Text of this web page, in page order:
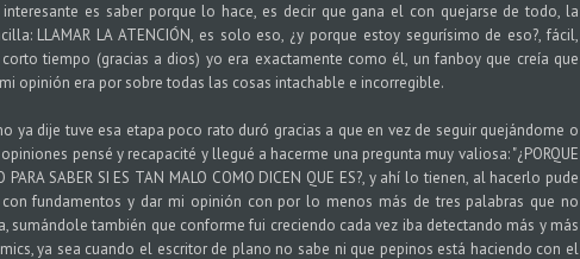
es saber porque lo hace, es decir que gana el con quejarse de todo, la
LLAMAR LA ATENCIÓN, es solo eso, ¿y porque estoy segurísimo de eso?, fácil,
tiempo (gracias a dios) yo era exactamente como él, un fanboy que creía que
opinión era por sobre todas las cosas intachable e incorregible.
ya dije tuve esa etapa poco rato duró gracias a que en vez de seguir quejándome o
pensé y recapacité y llegué a hacerme una pregunta muy valiosa: "¿PORQUE
PARA SABER SI ES TAN MALO COMO DICEN QUE ES?, y ahí lo tienen, al hacerlo pude
con fundamentos y dar mi opinión con por lo menos más de tres palabras que no
sumándole también que conforme fui creciendo cada vez iba detectando más y más
ya sea cuando el escritor de plano no sabe ni que pepinos está haciendo con el